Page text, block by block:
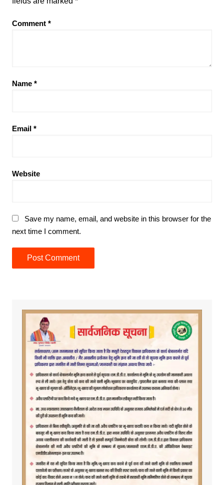
Comment *
Name *
Email *
Website
Save my name, email, and website in this browser for the
next time I comment.